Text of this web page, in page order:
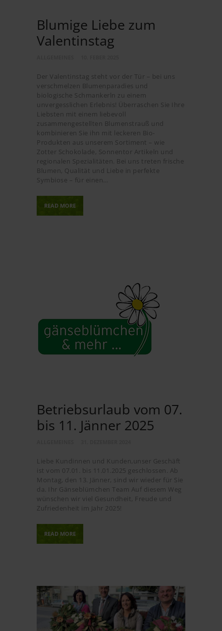
Blumige Liebe zum
Valentinstag
Der Valentinstag steht vor der Tür – bei uns
verschmelzen Blumenparadies und
biologische Schmankerln zu einem
unvergesslichen Erlebnis! Überraschen Sie Ihre
Liebsten mit einem liebevoll
zusammengestellten Blumenstrauß und
kombinieren Sie ihn mit leckeren Bio-
Produkten aus unserem Sortiment – wie
Zotter Schokolade, Sonnentor Artikeln und
regionalen Spezialitäten. Bei uns treten frische
Blumen, Qualität und Liebe in perfekte
Symbiose – für einen…
READ MORE
Betriebsurlaub vom 07.
bis 11. Jänner 2025
Liebe Kundinnen und Kunden,unser Geschäft
ist vom 07.01. bis 11.01.2025 geschlossen. Ab
Montag, den 13. Jänner, sind wir wieder für Sie
da. Ihr Gänseblümchen Team Auf diesem Weg
wünschen wir viel Gesundheit, Freude und
Zufriedenheit im Jahr 2025!
READ MORE